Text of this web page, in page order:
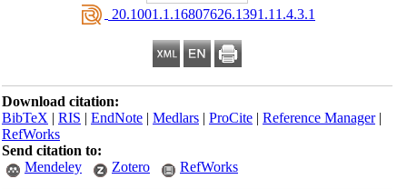
‎ 20.1001.1.16807626.1391.11.4.3.1
Download citation:
BibTeX|RIS|EndNote|Medlars|ProCite|Reference Manager
RefWorks
Send citation to:
Mendeley
Zotero RefWorks